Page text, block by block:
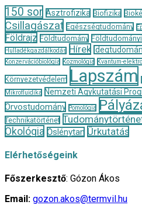
150 sor Asztrofizika Biofizika
Csillagászat Egészségtudomány
Földrajz Földtudomány
Hulladékgazdálkodás
Hírek
Konzervációbiológia Kozmológia Kvantum-
Környezetvédelem Lapszám
Mikrofluidika
Nemzeti Agykutatási
Orvostudomány Pomológia
Technikatörténet
Ökológia Őslénytan Űrkutatás
Elérhetőségeink
Főszerkesztő: Gózon Ákos
Email: gozon.akos@termvil.hu